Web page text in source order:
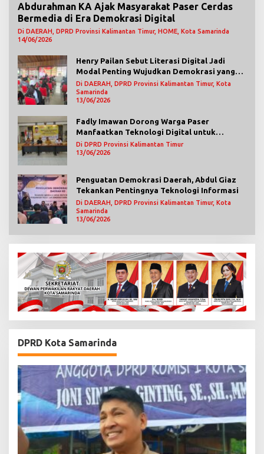
Abdurahman KA Ajak Masyarakat Paser Cerdas
Bermedia di Era Demokrasi Digital
Di DAERAH, DPRD Provinsi Kalimantan Timur, HOME, Kota Samarinda
14/06/2026
Henry Pailan Sebut Literasi Digital Jadi
Modal Penting Wujudkan Demokrasi yang
Lebih Terbuka
Di DAERAH, DPRD Provinsi Kalimantan Timur, Kota
Samarinda
13/06/2026
Fadly Imawan Dorong Warga Paser
Manfaatkan Teknologi Digital untuk
Mengawasi Jalannya Pemerintahan
Di DPRD Provinsi Kalimantan Timur
13/06/2026
Penguatan Demokrasi Daerah, Abdul Giaz
Tekankan Pentingnya Teknologi Informasi
Di DAERAH, DPRD Provinsi Kalimantan Timur, Kota
Samarinda
13/06/2026
DPRD Kota Samarinda